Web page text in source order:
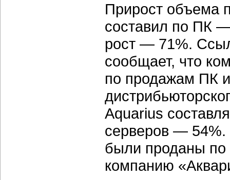
Прирост объема
составил по ПК
рост — 71%.
сообщает, что
по продажам ПК
Aquarius
серверов — 54%.
были проданы по
компанию